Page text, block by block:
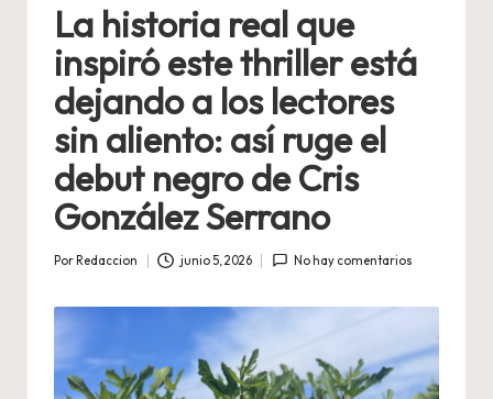
La historia real que
inspiró este thriller está
dejando a los lectores
sin aliento: así ruge el
debut negro de Cris
González Serrano
Por Redaccion junio 5, 2026 No hay comentarios